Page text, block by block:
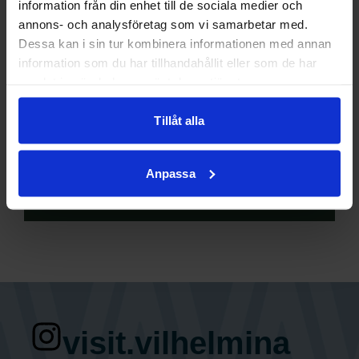
information från din enhet till de sociala medier och
annons- och analysföretag som vi samarbetar med.
Dessa kan i sin tur kombinera informationen med annan
information som du har tillhandahållit eller som de har
Tillåt alla
Anpassa
Stugförmedling
hitta hit
Vägbeskrivning
visit.vilhelmina